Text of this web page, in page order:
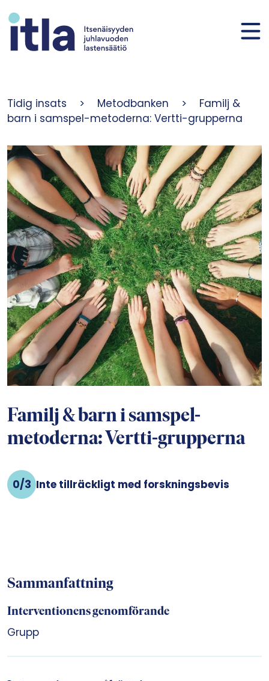
Familj & barn i samspel-
metoderna: Vertti-grupperna
0/3 Inte tillräckligt med forskningsbevis
Tidig insats > Metodbanken >
Familj &
barn i samspel-metoderna: Vertti-grupperna
Sammanfattning
Interventionens genomförande
Grupp